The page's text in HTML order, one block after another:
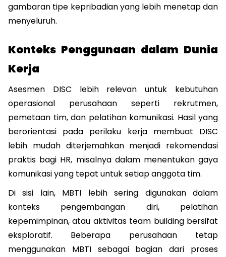
gambaran tipe kepribadian yang lebih menetap dan
menyeluruh.
Konteks Penggunaan dalam Dunia
Kerja
Asesmen DISC lebih relevan untuk kebutuhan
operasional perusahaan seperti rekrutmen,
pemetaan tim, dan pelatihan komunikasi. Hasil yang
berorientasi pada perilaku kerja membuat DISC
lebih mudah diterjemahkan menjadi rekomendasi
praktis bagi HR, misalnya dalam menentukan gaya
komunikasi yang tepat untuk setiap anggota tim.
Di sisi lain, MBTI lebih sering digunakan dalam
konteks pengembangan diri, pelatihan
kepemimpinan, atau aktivitas team building bersifat
eksploratif. Beberapa perusahaan tetap
menggunakan MBTI sebagai bagian dari proses